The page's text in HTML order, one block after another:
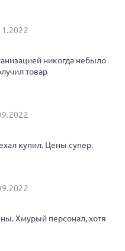
никогда небыло
товар
купил. Цены супер.
Хмурый персонал, хотя